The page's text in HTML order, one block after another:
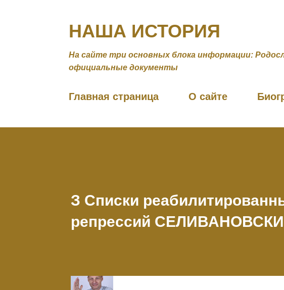
НАША ИСТОРИЯ
На сайте три основных блока информации:
официальные документы
Главная страница О сайте
З Списки
репрессий